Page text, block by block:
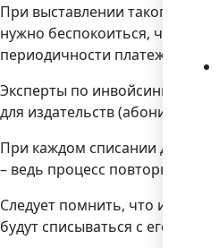
При выставлении такого
нужно беспокоиться, что,
периодичности платежей и
Эксперты по инвойсингу
для издательств
При каждом списании
– ведь процесс повторной
Следует помнить, что
будут списываться с его